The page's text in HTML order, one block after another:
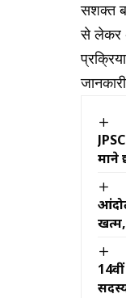
सशक्त
से लेकर
माने
खत्म,